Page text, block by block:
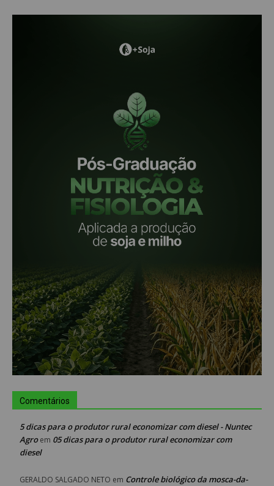
Comentários
5 dicas para o produtor rural economizar com diesel - Nuntec
Agroem 05 dicas para o produtor rural economizar com
diesel
GERALDO SALGADO NETO em Controle biológico da mosca-da-